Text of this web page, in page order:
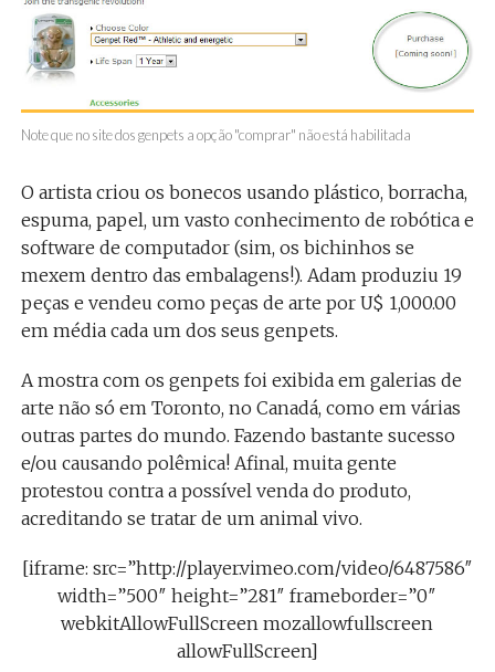
Note que no site dos genpets a opção "comprar" não está habilitada
O artista criou os bonecos usando plástico, borracha,
espuma, papel, um vasto conhecimento de robótica e
software de computador (sim, os bichinhos se
mexem dentro das embalagens!). Adam produziu 19
peças e vendeu como peças de arte por U$ 1,000.00
em média cada um dos seus genpets.
A mostra com os genpets foi exibida em galerias de
arte não só em Toronto, no Canadá, como em várias
outras partes do mundo. Fazendo bastante sucesso
e/ou causando polêmica! Afinal, muita gente
protestou contra a possível venda do produto,
acreditando se tratar de um animal vivo.
[iframe: src=”http://player.vimeo.com/video/6487586″
width=”500″ height=”281″ frameborder=”0″
webkitAllowFullScreen mozallowfullscreen
allowFullScreen]